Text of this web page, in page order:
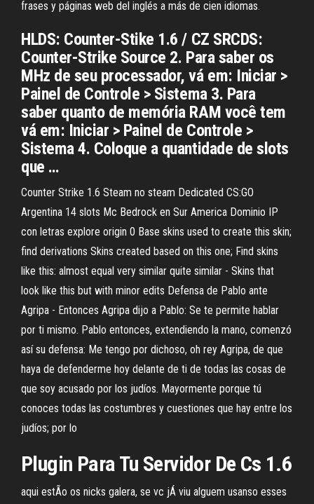
frases y páginas web del inglés a más de cien idiomas.
HLDS: Counter-Stike 1.6 / CZ SRCDS:
Counter-Strike Source 2. Para saber os
MHz de seu processador, vá em: Iniciar >
Painel de Controle > Sistema 3. Para
saber quanto de memória RAM você tem
vá em: Iniciar > Painel de Controle >
Sistema 4. Coloque a quantidade de slots
que …
Counter Strike 1.6 Steam no steam Dedicated CS:GO
Argentina 14 slots Mc Bedrock en Sur America Dominio IP
con letras explore origin 0 Base skins used to create this skin;
find derivations Skins created based on this one; Find skins
like this: almost equal very similar quite similar - Skins that
look like this but with minor edits Defensa de Pablo ante
Agripa - Entonces Agripa dijo a Pablo: Se te permite hablar
por ti mismo. Pablo entonces, extendiendo la mano, comenzó
así su defensa: Me tengo por dichoso, oh rey Agripa, de que
haya de defenderme hoy delante de ti de todas las cosas de
que soy acusado por los judíos. Mayormente porque tú
conoces todas las costumbres y cuestiones que hay entre los
judíos; por lo
Plugin Para Tu Servidor De Cs 1.6
aqui estÃo os nicks galera, se vc jÁ viu alguem usanso esses